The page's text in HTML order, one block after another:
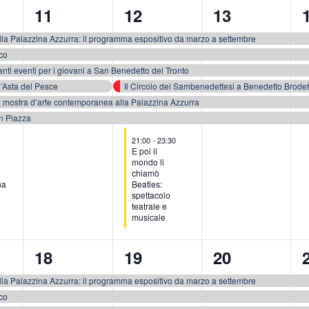
Palazzina Azzurra: il programma espositivo da marzo a settembre
eventi per i giovani a San Benedetto del Tronto
del Pesce
mostra d’arte contemporanea alla Palazzina Azzurra
Piazza
6
eventi,
11
7
eventi,
12
Il Circolo dei Sambenedettesi a Benedetto
21:00- 23:30
E poi il
mondo li
chiamò
Beatles:
spettacolo
teatrale e
musicale
6
eventi,
13
6
Palazzina Azzurra: il programma espositivo da marzo a settembre
6
eventi,
18
6
eventi,
19
6
eventi,
20